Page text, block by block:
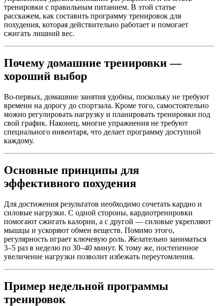
тренировки с правильным питанием. В этой статье
расскажем, как составить программу тренировок для
похудения, которая действительно работает и помогает
сжигать лишний вес.
Почему домашние тренировки —
хороший выбор
Во-первых, домашние занятия удобны, поскольку не требуют
времени на дорогу до спортзала. Кроме того, самостоятельно
можно регулировать нагрузку и планировать тренировки под
свой график. Наконец, многие упражнения не требуют
специального инвентаря, что делает программу доступной
каждому.
Основные принципы для
эффективного похудения
Для достижения результатов необходимо сочетать кардио и
силовые нагрузки. С одной стороны, кардиотренировки
помогают сжигать калории, а с другой — силовые укрепляют
мышцы и ускоряют обмен веществ. Помимо этого,
регулярность играет ключевую роль. Желательно заниматься
3–5 раз в неделю по 30–40 минут. К тому же, постепенное
увеличение нагрузки позволит избежать переутомления.
Пример недельной программы
тренировок